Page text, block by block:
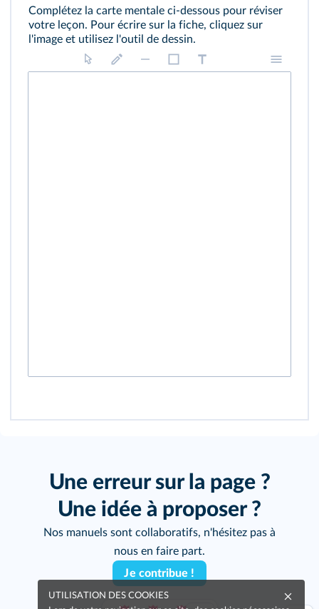
Complétez la carte mentale ci‑dessous pour réviser
votre leçon. Pour écrire sur la fiche, cliquez sur
l'image et utilisez l'outil de dessin.
Une erreur sur la page ?
Une idée à proposer ?
Nos manuels sont collaboratifs, n'hésitez pas à
nous en faire part.
Je contribue !
UTILISATION DES COOKIES